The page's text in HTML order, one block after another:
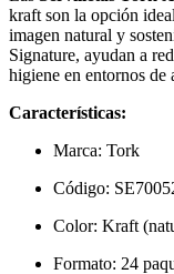
kraft son la opción
imagen natural y
Signature, ayudan a
higiene en entornos de
Características:
Marca: Tork
Código:
Color: Kraft
Formato: 24